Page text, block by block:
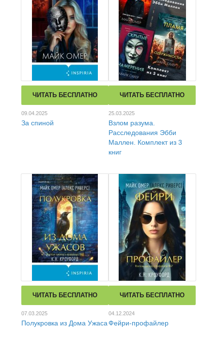
ЧИТАТЬ БЕСПЛАТНО
09.04.2025
За спиной
ЧИТАТЬ БЕСПЛАТНО
25.03.2025
Взлом разума.
Расследования Эбби
Маллен. Комплект из 3
книг
ЧИТАТЬ БЕСПЛАТНО
07.03.2025
Полукровка из Дома Ужаса
ЧИТАТЬ БЕСПЛАТНО
04.12.2024
Фейри-профайлер